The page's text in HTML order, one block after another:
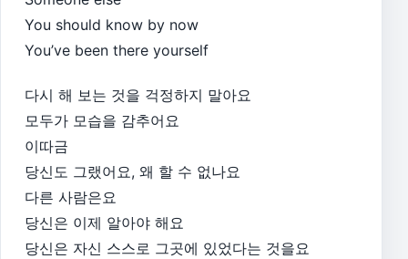
You should know by now
You’ve been there yourself
다시 해 보는 것을 걱정하지 말아요
모두가 모습을 감추어요
이따금
당신도 그랬어요, 왜 할 수 없나요
다른 사람은요
당신은 이제 알아야 해요
당신은 자신 스스로 그곳에 있었다는 것을요